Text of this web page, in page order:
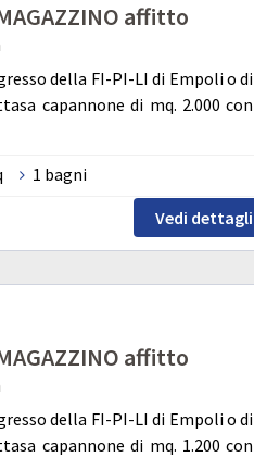
affitto
della FI-PI-LI di Empoli o di
capannone di mq. 2.000 con
1 bagni
Vedi dettagli
affitto
della FI-PI-LI di Empoli o di
capannone di mq. 1.200 con